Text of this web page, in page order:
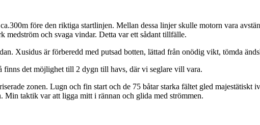
före den riktiga startlinjen. Mellan dessa linjer skulle motorn vara
och svaga vindar. Detta var ett sådant tillfälle.
Xusidus är förberedd med putsad botten, lättad från onödig vikt, tömda
finns det möjlighet till 2 dygn till havs, där vi seglare vill vara.
zonen. Lugn och fin start och de 75 båtar starka fältet gled majestätiskt
Min taktik var att ligga mitt i rännan och glida med strömmen.